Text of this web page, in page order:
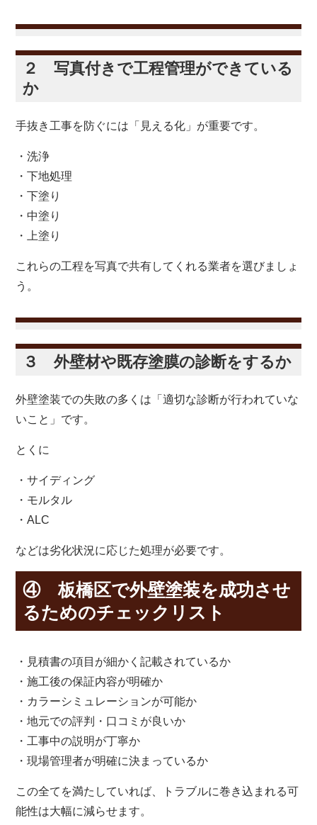
２ 写真付きで工程管理ができている
か
手抜き工事を防ぐには「見える化」が重要です。
・洗浄
・下地処理
・下塗り
・中塗り
・上塗り
これらの工程を写真で共有してくれる業者を選びましょ
う。
３ 外壁材や既存塗膜の診断をするか
外壁塗装での失敗の多くは「適切な診断が行われていな
いこと」です。
とくに
・サイディング
・モルタル
・ALC
などは劣化状況に応じた処理が必要です。
④ 板橋区で外壁塗装を成功させ
るためのチェックリスト
・見積書の項目が細かく記載されているか
・施工後の保証内容が明確か
・カラーシミュレーションが可能か
・地元での評判・口コミが良いか
・工事中の説明が丁寧か
・現場管理者が明確に決まっているか
この全てを満たしていれば、トラブルに巻き込まれる可
能性は大幅に減らせます。